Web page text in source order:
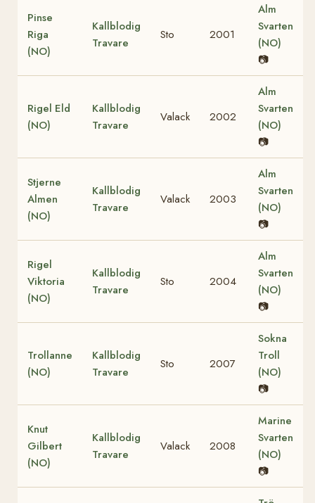
Pinse
Riga
(NO)
Kallblodig
Travare
Sto 2001
Alm
Svarten
(NO)
📷
Rigel Eld
(NO)
Kallblodig
Travare
Valack 2002
Alm
Svarten
(NO)
📷
Stjerne
Almen
(NO)
Kallblodig
Travare
Valack 2003
Alm
Svarten
(NO)
📷
Rigel
Viktoria
(NO)
Kallblodig
Travare
Sto 2004
Alm
Svarten
(NO)
📷
Trollanne
(NO)
Kallblodig
Travare
Sto 2007
Sokna
Troll
(NO)
📷
Knut
Gilbert
(NO)
Kallblodig
Travare
Valack 2008
Marine
Svarten
(NO)
📷